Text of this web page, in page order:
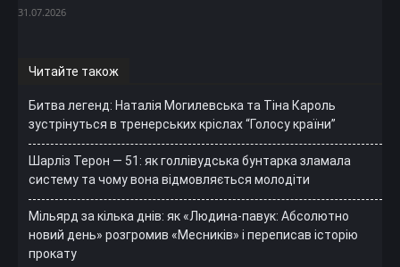
31.07.2026
Читайте також
Битва легенд: Наталія Могилевська та Тіна Кароль
зустрінуться в тренерських кріслах “Голосу країни”
Шарліз Терон — 51: як голлівудська бунтарка зламала
систему та чому вона відмовляється молодіти
Мільярд за кілька днів: як «Людина-павук: Абсолютно
новий день» розгромив «Месників» і переписав історію
прокату